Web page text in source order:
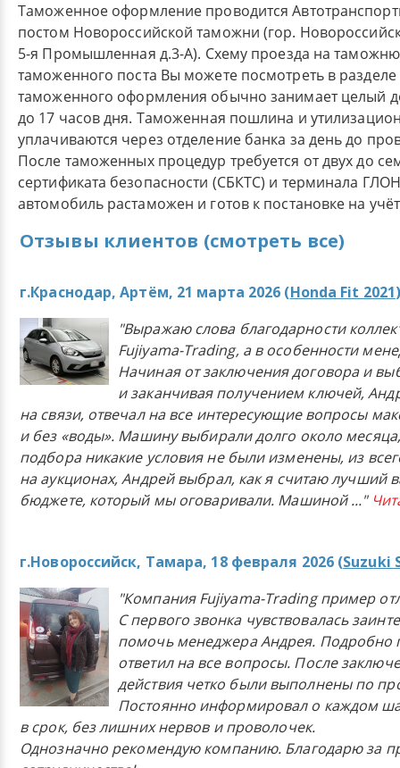
Таможенное оформление проводится
постом Новороссийской таможни (гор.
5-я Промышленная д.3-А). Схему проезда на
таможенного поста Вы можете посмотреть в разделе
таможенного оформления обычно занимает целый
до 17 часов дня. Таможенная пошлина и
уплачиваются через отделение банка за день до
После таможенных процедур требуется от двух до
сертификата безопасности (СБКТС) и терминала
автомобиль растаможен и готов к постановке на
Отзывы клиентов (смотреть все)
г.Краснодар, Артём, 21 марта 2026 (Honda Fit 2021
"Выражаю слова благодарности
Fujiyama-Trading, а в особенности
Начиная от заключения договора и
и заканчивая получением ключей,
на связи, отвечал на все интересующие вопросы
и без «воды». Машину выбирали долго около
подбора никакие условия не были изменены, из
на аукционах, Андрей выбрал, как я считаю лучший
бюджете, который мы оговаривали. Машиной..."
г.Новороссийск, Тамара, 18 февраля 2026 (Suzuki
"Компания Fujiyama-Trading пример
С первого звонка чувствовалась
помочь менеджера Андрея. Подробно
ответил на все вопросы. После
действия четко были выполнены по
Постоянно информировал о каждом
в срок, без лишних нервов и проволочек.
Однозначно рекомендую компанию. Благодарю за